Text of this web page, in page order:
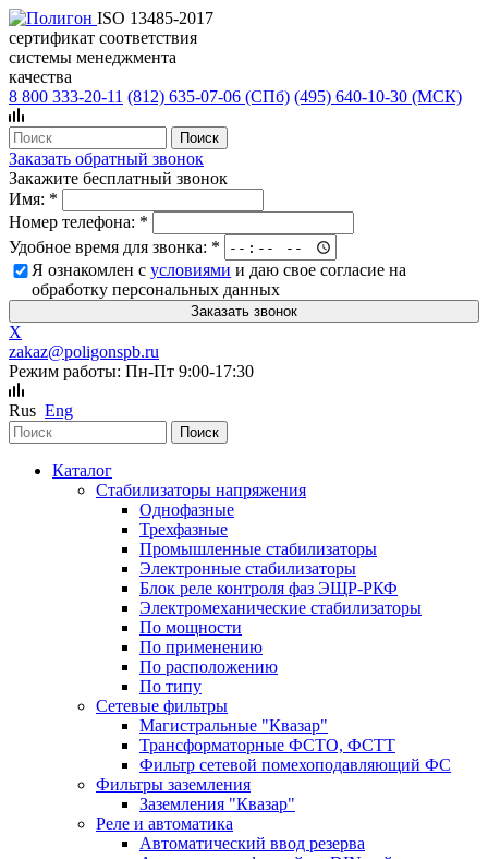
ISO 13485-2017
сертификат соответствия
системы менеджмента
качества
8 800 333-20-11 (812) 635-07-06 (СПб) (495) 640-10-30 (МСК)
Заказать обратный звонок
Закажите бесплатный звонок
Имя: *
Номер телефона: *
Удобное время для звонка: *
Я ознакомлен сусловиями и даю свое согласие на
обработку персональных данных
X
zakaz@poligonspb.ru
Режим работы: Пн-Пт 9:00-17:30
Rus Eng
Каталог
Стабилизаторы напряжения
Однофазные
Трехфазные
Промышленные стабилизаторы
Электронные стабилизаторы
Блок реле контроля фаз ЭЩР-РКФ
Электромеханические стабилизаторы
По мощности
По применению
По расположению
По типу
Сетевые фильтры
Магистральные "Квазар"
Трансформаторные ФСТО, ФСТТ
Фильтр сетевой помехоподавляющий ФС
Фильтры заземления
Заземления "Квазар"
Реле и автоматика
Автоматический ввод резерва